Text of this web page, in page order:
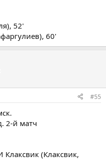
52'
60'
#55
2-й матч
Клаксвик (Клаксвик,